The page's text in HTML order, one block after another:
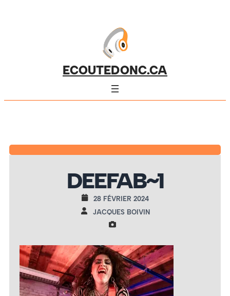
ECOUTEDONC.CA
DEEFAB~1
28 FÉVRIER 2024
JACQUES BOIVIN